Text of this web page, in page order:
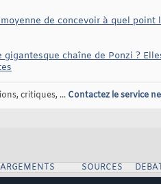
de concevoir à quel
chaîne de Ponzi ?
critiques, ... Contactez le service
SOURCES